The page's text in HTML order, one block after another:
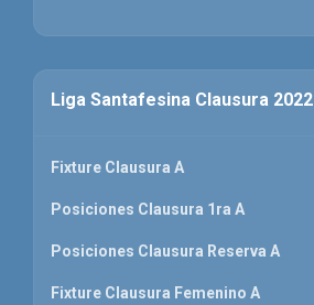
Liga Santafesina Clausura 2022
Fixture Clausura A
Posiciones Clausura 1ra A
Posiciones Clausura Reserva A
Fixture Clausura Femenino A